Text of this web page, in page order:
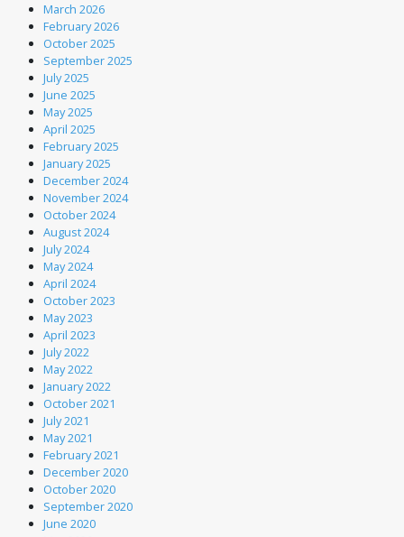
March 2026
February 2026
October 2025
September 2025
July 2025
June 2025
May 2025
April 2025
February 2025
January 2025
December 2024
November 2024
October 2024
August 2024
July 2024
May 2024
April 2024
October 2023
May 2023
April 2023
July 2022
May 2022
January 2022
October 2021
July 2021
May 2021
February 2021
December 2020
October 2020
September 2020
June 2020